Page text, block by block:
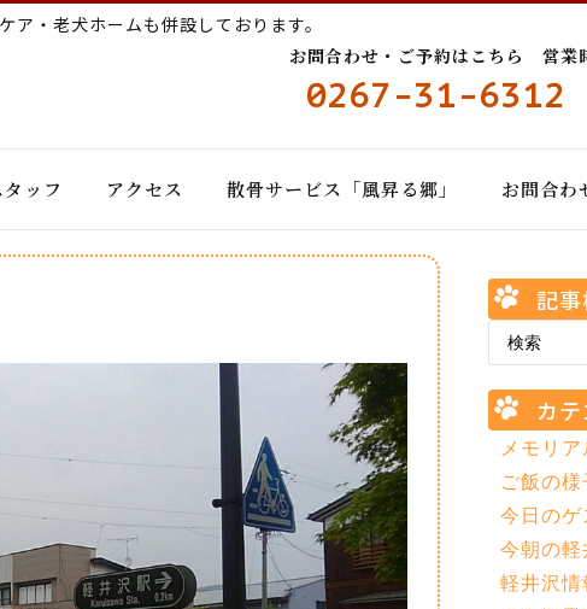
ア・老犬ホームも併設しております。
お問合わせ・ご予約はこちら 営
0267-31-6312
ッフ アクセス 散骨サービス「風昇る郷」 お問合わ
記
カ
メモリア
ご飯の様
今日のゲ
今朝の軽
軽井沢情